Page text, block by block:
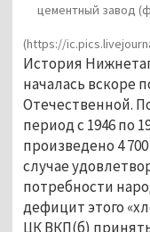
цементный завод
(https://
История
началась вскоре
Отечественной.
период с 1946 по
произведено 4
случае
потребности
дефицит этого
ЦК ВКП(б)